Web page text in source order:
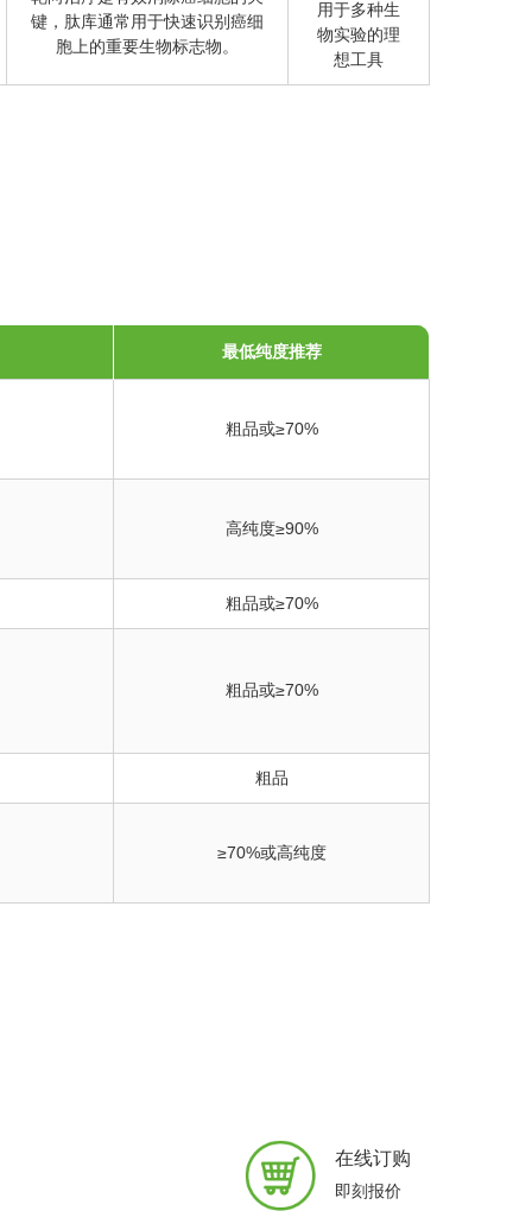
键，肽库通常用于快速识别癌细
胞上的重要生物标志物。
用于多种生
物实验的理
想工具
最低纯度推荐
粗品或≥70%
高纯度≥90%
粗品或≥70%
粗品或≥70%
粗品
≥70%或高纯度
在线订购
即刻报价